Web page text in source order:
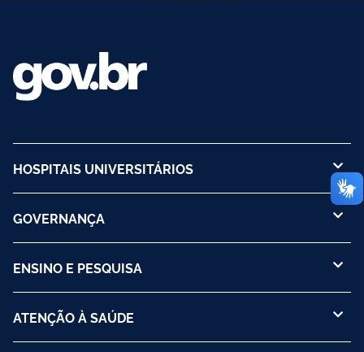
HOSPITAIS UNIVERSITÁRIOS
GOVERNANÇA
ENSINO E PESQUISA
ATENÇÃO À SAÚDE